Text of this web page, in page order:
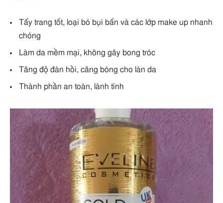
Tẩy trang tốt, loại bỏ bụi bẩn và các lớp make up nhanh
chóng
Làm da mềm mại, không gây bong tróc
Tăng độ đàn hồi, căng bóng cho làn da
Thành phần an toàn, lành tính